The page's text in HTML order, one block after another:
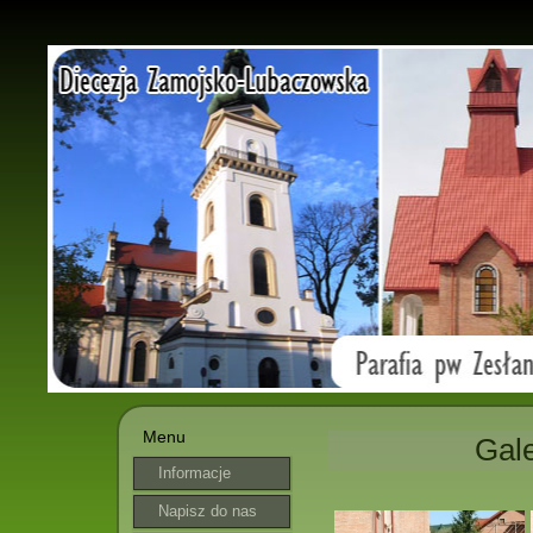
Menu
Informacje
parafialne
Napisz do nas